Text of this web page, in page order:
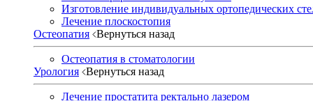
Изготовление индивидуальных ортопедических
Лечение плоскостопия
Остеопатия Вернуться назад
Остеопатия в стоматологии
Урология Вернуться назад
Лечение простатита ректально лазером